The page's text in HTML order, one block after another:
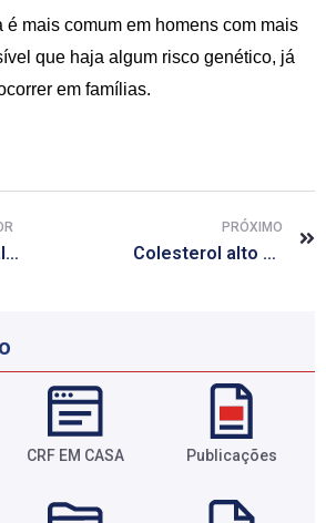
é mais comum em homens com mais
que haja algum risco genético, já
em famílias.
Célula-tronco alivia dor nas costas
PRÓXIMO
Colesterol alto dificulta a gravidez
CRF EM CASA Publicações